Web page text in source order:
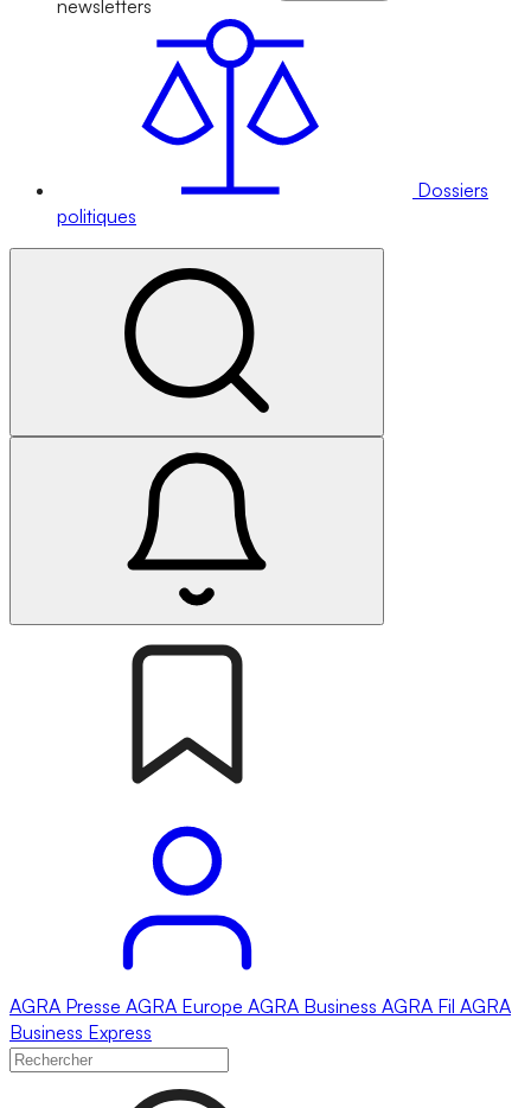
newsletters
Dossiers
politiques
AGRA Presse AGRA Europe AGRA Business AGRA Fil AGRA
Business Express